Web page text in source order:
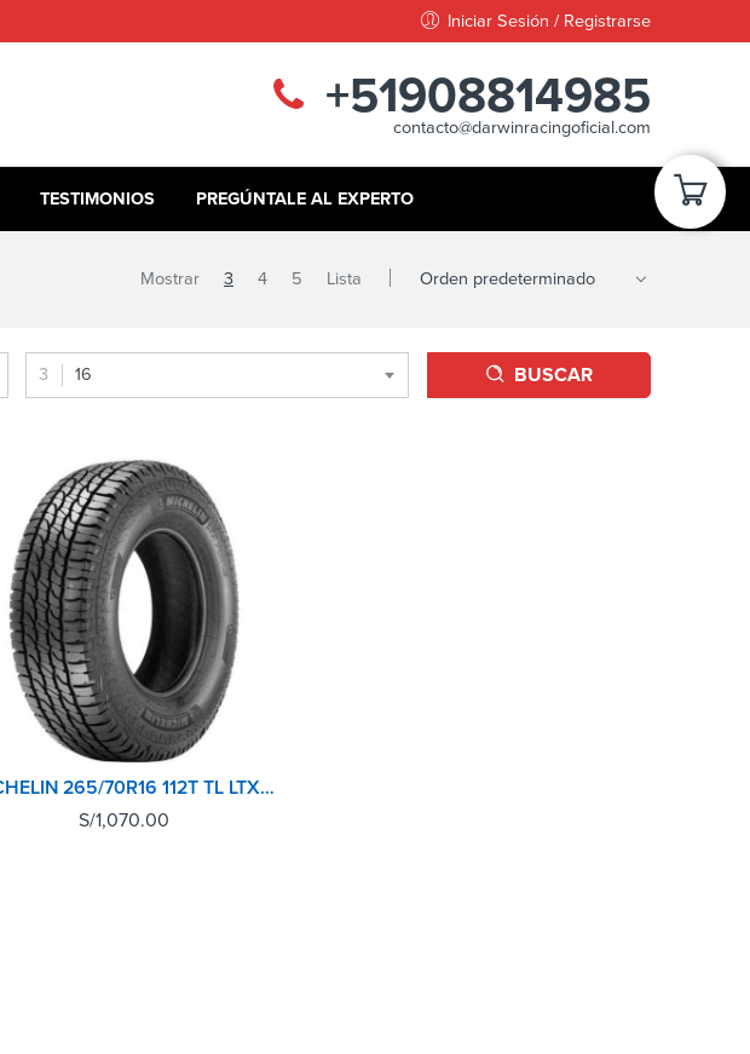
Iniciar Sesión / Registrarse
+51908814985
contacto@darwinracingoficial.com
TESTIMONIOS PREGÚNTALE AL EXPERTO
Mostrar 3 4 5 Lista
16 BUSCAR
MICHELIN 265/70R16 112T TL LTX FORCE
S/1,070.00